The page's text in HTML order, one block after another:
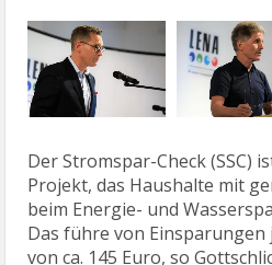
Der Stromspar-Check (SSC)
Projekt, das Haushalte mit
beim Energie- und
Das führe von Einsparungen
von ca. 145 Euro, so